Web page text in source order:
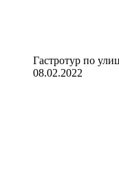
Гастротур по
08.02.2022